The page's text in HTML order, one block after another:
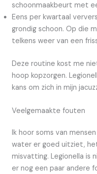
schoonmaakbeurt met
Eens per kwartaal
grondig schoon. Op die
telkens weer van een
Deze routine kost me
hoop kopzorgen.
kans om zich in mijn
Veelgemaakte fouten
Ik hoor soms van
water er goed uitziet,
misvatting. Legionella is
er nog een paar andere